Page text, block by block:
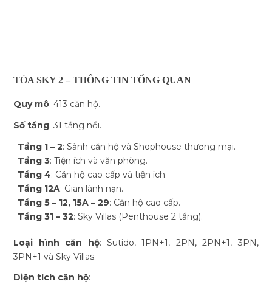
TÒA SKY 2 –THÔNG TIN TỔNG QUAN
Quy mô: 413 căn hộ.
Số tầng: 31 tầng nổi.
Tầng 1 – 2: Sảnh căn hộ và Shophouse thương mại.
Tầng 3: Tiện ích và văn phòng.
Tầng 4: Căn hộ cao cấp và tiện ích.
Tầng 12A: Gian lánh nạn.
Tầng 5 – 12, 15A – 29: Căn hộ cao cấp.
Tầng 31 – 32: Sky Villas (Penthouse 2 tầng).
Loại hình căn hộ: Sutido, 1PN+1, 2PN, 2PN+1, 3PN,
3PN+1 và Sky Villas.
Diện tích căn hộ: